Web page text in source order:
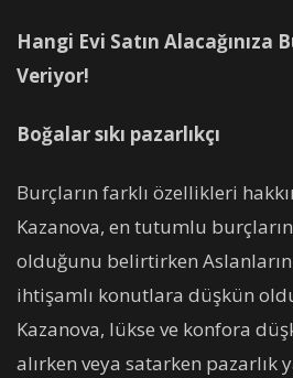
Hangi Evi Satın Alacağınıza
Veriyor!
Boğalar sıkı pazarlıkçı
Burçların farklı özellikleri
Kazanova, en tutumlu
olduğunu belirtirken
ihtişamlı konutlara düşkün
Kazanova, lükse ve konfora
alırken veya satarken pazarlık